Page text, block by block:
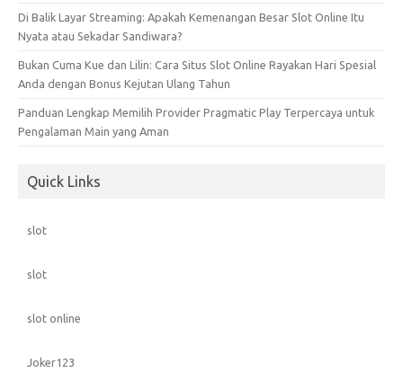
Di Balik Layar Streaming: Apakah Kemenangan Besar Slot Online Itu
Nyata atau Sekadar Sandiwara?
Bukan Cuma Kue dan Lilin: Cara Situs Slot Online Rayakan Hari Spesial
Anda dengan Bonus Kejutan Ulang Tahun
Panduan Lengkap Memilih Provider Pragmatic Play Terpercaya untuk
Pengalaman Main yang Aman
Quick Links
slot
slot
slot online
Joker123